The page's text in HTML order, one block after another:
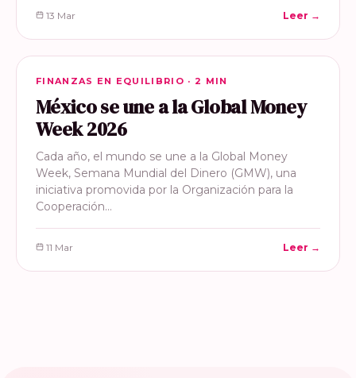
13 Mar Leer →
FINANZAS EN EQUILIBRIO
FINANZAS EN EQUILIBRIO · 2 MIN
México se une a la Global Money
Week 2026
Cada año, el mundo se une a la Global Money
Week, Semana Mundial del Dinero (GMW), una
iniciativa promovida por la Organización para la
Cooperación…
11 Mar Leer →